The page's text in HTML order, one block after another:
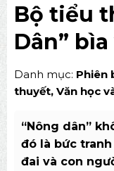
Bộ tiểu
Dân”
vàng
Danh mục: Phiên
thuyết, Văn học
“Nông dân”
đó là bức
đai và con